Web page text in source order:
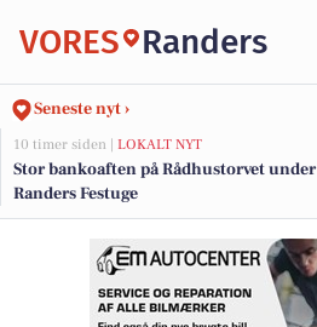
VORES Randers
Seneste nyt ›
10 timer siden | LOKALT NYT
Stor bankoaften på Rådhustorvet under
Randers Festuge